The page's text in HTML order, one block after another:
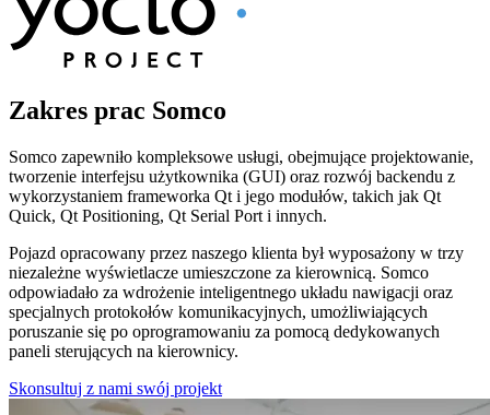
Zakres prac Somco
Somco zapewniło kompleksowe usługi, obejmujące projektowanie,
tworzenie interfejsu użytkownika (GUI) oraz rozwój backendu z
wykorzystaniem frameworka Qt i jego modułów, takich jak Qt
Quick, Qt Positioning, Qt Serial Port i innych.
Pojazd opracowany przez naszego klienta był wyposażony w trzy
niezależne wyświetlacze umieszczone za kierownicą. Somco
odpowiadało za wdrożenie inteligentnego układu nawigacji oraz
specjalnych protokołów komunikacyjnych, umożliwiających
poruszanie się po oprogramowaniu za pomocą dedykowanych
paneli sterujących na kierownicy.
Skonsultuj z nami swój projekt